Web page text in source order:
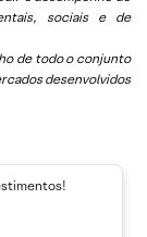
sociais e de
de todo o conjunto
desenvolvidos